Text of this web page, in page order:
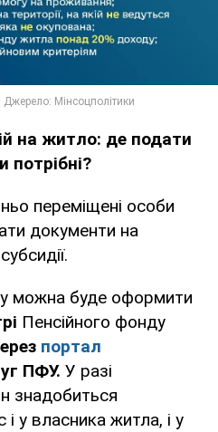
на житло: де подати
потрібні?
переміщені особи
документи на
можна буде оформити
Пенсійного фонду
портал
ПФУ. У разі
знадобиться
і у власника житла, і у